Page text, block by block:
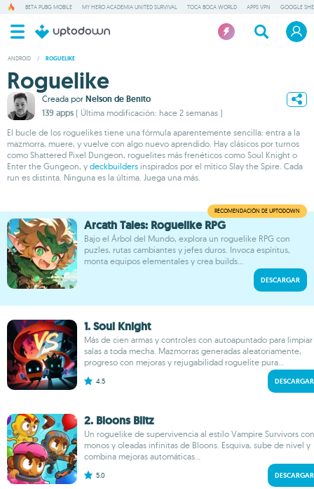
BETA PUBG MOBILE MY HERO ACADEMIA UNITED SURVIVAL TOCA BOCA WORLD APPS VPN GOOGLE
ANDROID / ROGUELIKE
Roguelike
Creada por Nelson de Benito
139 apps ( Última modificación: hace 2 semanas )
El bucle de los roguelikes tiene una fórmula aparentemente sencilla: entra a la
mazmorra, muere, y vuelve con algo nuevo aprendido. Hay clásicos por turnos
como Shattered Pixel Dungeon, roguelites más frenéticos como Soul Knight o
Enter the Gungeon, y deckbuilders inspirados por el mítico Slay the Spire. Cada
run es distinta. Ninguna es la última. Juega una más.
Arcath Tales: Roguelike RPG
Bajo el Árbol del Mundo, explora un roguelike RPG con
puzles, rutas cambiantes y jefes duros. Invoca espíritus,
monta equipos elementales y crea builds...
DESCARGAR
1. Soul Knight
Más de cien armas y controles con autoapuntado para limpiar
salas a toda mecha. Mazmorras generadas aleatoriamente,
progreso con mejoras y rejugabilidad roguelite pura...
4.5 DESCARGAR
2. Bloons Blitz
Un roguelike de supervivencia al estilo Vampire Survivors con
monos y oleadas infinitas de Bloons. Esquiva, sube de nivel y
combina mejoras automáticas...
5.0 DESCARGAR